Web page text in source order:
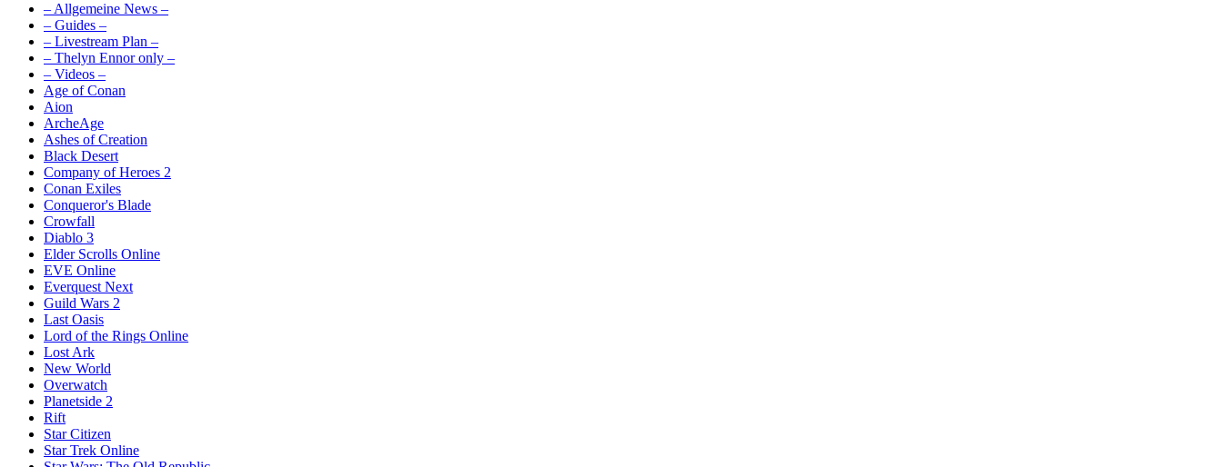
– Allgemeine News –
– Guides –
– Livestream Plan –
– Thelyn Ennor only –
– Videos –
Age of Conan
Aion
ArcheAge
Ashes of Creation
Black Desert
Company of Heroes 2
Conan Exiles
Conqueror's Blade
Crowfall
Diablo 3
Elder Scrolls Online
EVE Online
Everquest Next
Guild Wars 2
Last Oasis
Lord of the Rings Online
Lost Ark
New World
Overwatch
Planetside 2
Rift
Star Citizen
Star Trek Online